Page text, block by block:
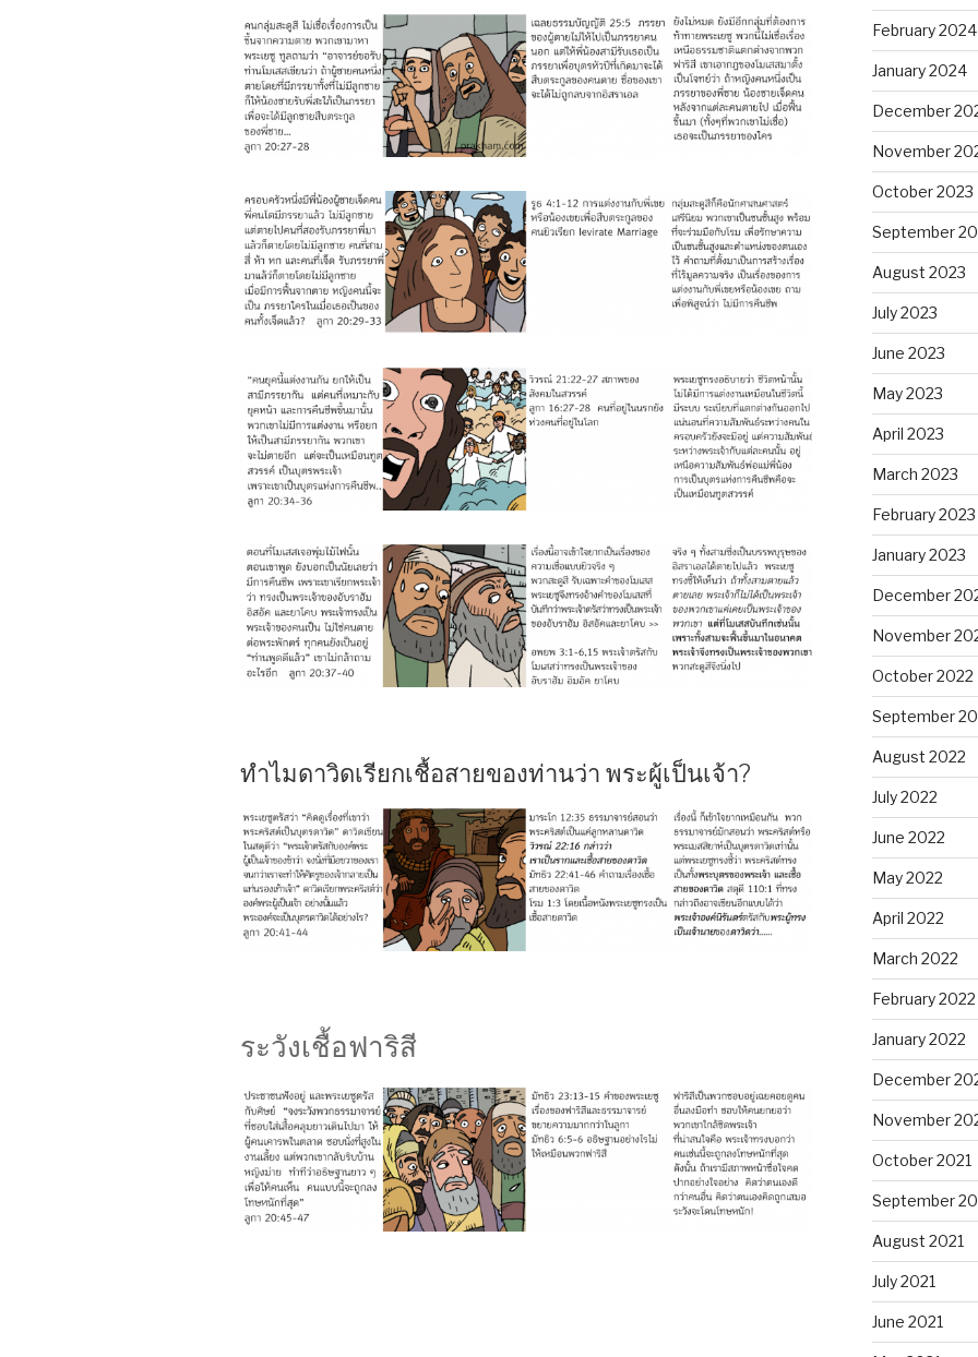
ทำไมดาวิดเรียกเชื้อสายของท่านว่า พระผู้เป็นเจ้า?
ระวังเชื้อฟาริสี
February 2024
January 2024
December
November
October 2023
September
August 2023
July 2023
June 2023
May 2023
April 2023
March 2023
February 2023
January 2023
December
November
October 2022
September
August 2022
July 2022
June 2022
May 2022
April 2022
March 2022
February 2022
January 2022
December
November
October 2021
September
August 2021
July 2021
June 2021